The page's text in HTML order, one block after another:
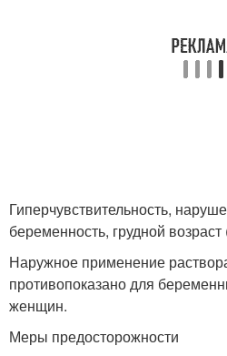
Гиперчувствительность,
беременность, грудной возраст
Наружное применение
противопоказано для
женщин.
Меры предосторожности